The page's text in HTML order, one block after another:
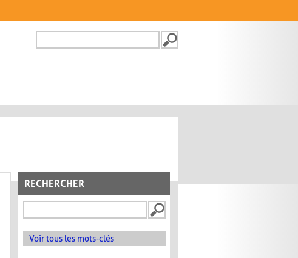
FORMULAIRE DE
RECHERCHER
Voir tous les mots-clés